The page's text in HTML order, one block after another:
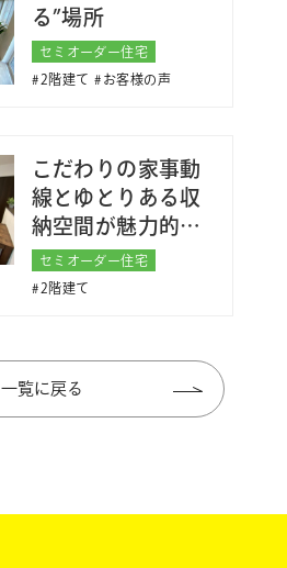
る”場所
セミオーダー住宅
2階建て お客様の声
こだわりの家事動
線とゆとりある収
納空間が魅力的な
お家
セミオーダー住宅
2階建て
一覧に戻る